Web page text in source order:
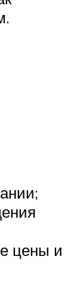
цены и